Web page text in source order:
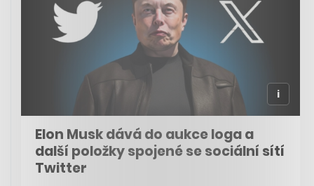
Elon Musk dává do aukce loga a
další položky spojené se sociální sítí
Twitter